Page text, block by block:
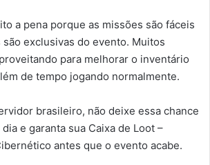
a pena porque as missões são fáceis
exclusivas do evento. Muitos
para melhorar o inventário
de tempo jogando normalmente.
brasileiro, não deixe essa chance
e garanta sua Caixa de Loot –
antes que o evento acabe.